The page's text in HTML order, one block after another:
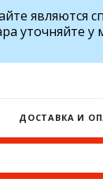
являются
уточняйте у
ДОСТАВКА И